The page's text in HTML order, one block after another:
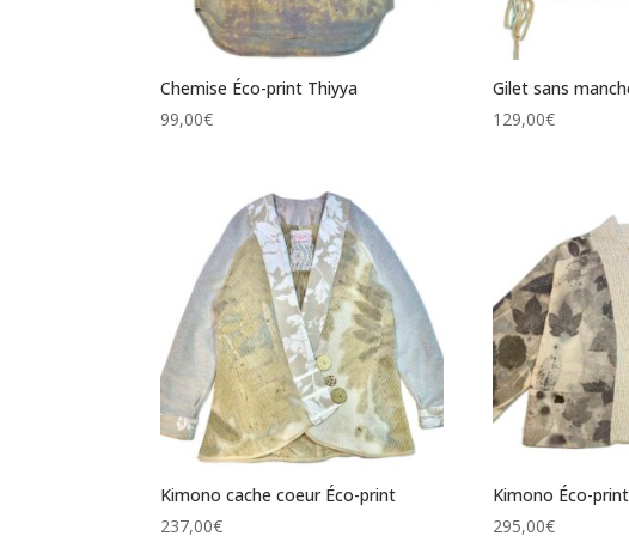
Chemise Éco-print Thiyya
99,00€
Gilet sans
129,00€
Kimono cache coeur Éco-print
237,00€
Kimono Éco-print
295,00€